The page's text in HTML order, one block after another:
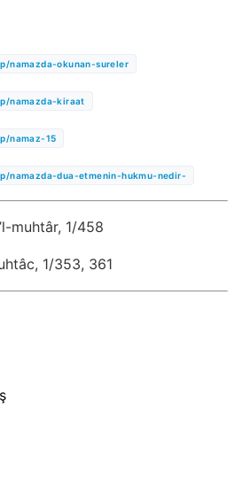
namazda-okunan-sureler
namazda-kiraat
namaz-15
namazda-dua-etmenin-hukmu-nedir-
muhtâr, 1/458
1/353, 361